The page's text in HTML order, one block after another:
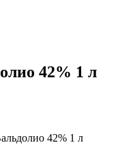
42% 1 л
42% 1 л